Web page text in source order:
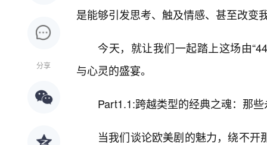
分享
是能够引发思考、触及情感、甚至改变
今天，就让我们一起踏上这场由
与心灵的盛宴。
Part1.1:跨越类型的经典之魂：那
当我们谈论欧美剧的魅力，绕不